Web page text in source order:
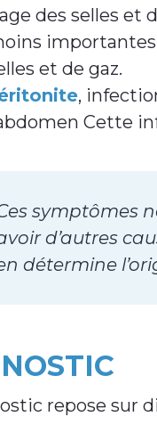
des selles et
et de gaz.
,
Cette
symptômes
d’autres
détermine
repose sur